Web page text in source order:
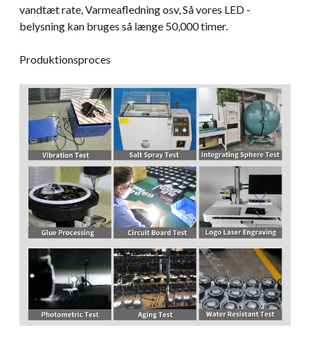
vandtæt rate, Varmeafledning osv, Så vores LED -
belysning kan bruges så længe 50,000 timer.
Produktionsproces